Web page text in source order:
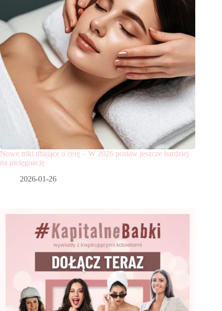
Nowe triki dbające o cerę – W 2026 postaw jeszcze bardziej
na pielęgnację
2026-01-26